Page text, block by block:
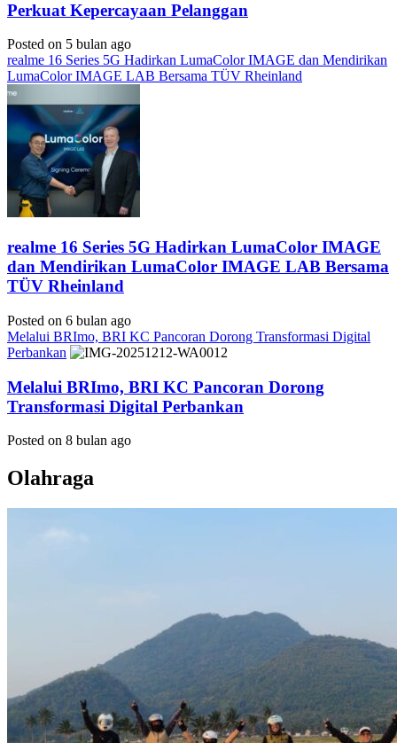
Perkuat Kepercayaan Pelanggan
Posted on 5 bulan ago
realme 16 Series 5G Hadirkan LumaColor IMAGE dan Mendirikan
LumaColor IMAGE LAB Bersama TÜV Rheinland
realme 16 Series 5G Hadirkan LumaColor IMAGE
dan Mendirikan LumaColor IMAGE LAB Bersama
TÜV Rheinland
Posted on 6 bulan ago
Melalui BRImo, BRI KC Pancoran Dorong Transformasi Digital
Perbankan
Melalui BRImo, BRI KC Pancoran Dorong
Transformasi Digital Perbankan
Posted on 8 bulan ago
Olahraga